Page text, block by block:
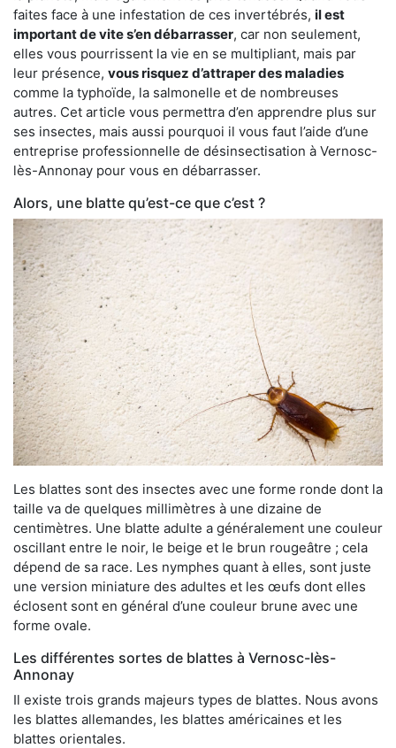
faites face à une infestation de ces invertébrés, il est
important de vite s’en débarrasser, car non seulement,
elles vous pourrissent la vie en se multipliant, mais par
leur présence, vous risquez d’attraper des maladies
comme la typhoïde, la salmonelle et de nombreuses
autres. Cet article vous permettra d’en apprendre plus sur
ses insectes, mais aussi pourquoi il vous faut l’aide d’une
entreprise professionnelle de désinsectisation à Vernosc-
lès-Annonay pour vous en débarrasser.
Alors, une blatte qu’est-ce que c’est ?
Les blattes sont des insectes avec une forme ronde dont la
taille va de quelques millimètres à une dizaine de
centimètres. Une blatte adulte a généralement une couleur
oscillant entre le noir, le beige et le brun rougeâtre ; cela
dépend de sa race. Les nymphes quant à elles, sont juste
une version miniature des adultes et les œufs dont elles
éclosent sont en général d’une couleur brune avec une
forme ovale.
Les différentes sortes de blattes à Vernosc-lès-
Annonay
Il existe trois grands majeurs types de blattes. Nous avons
les blattes allemandes, les blattes américaines et les
blattes orientales.